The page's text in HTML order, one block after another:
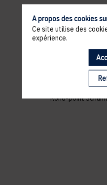
ACCÈS ET
Grand
Rond-point
A propos des cookies
Ce site utilise des
expérience.